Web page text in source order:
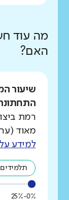
מה עוד
האם?
שיעור
רמת
מאוד
למידע
תלמידים
0%-25%